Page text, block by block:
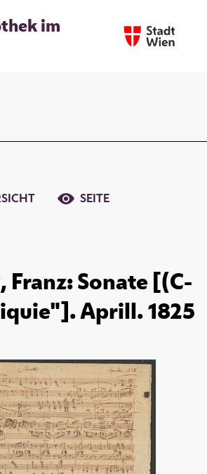
im
SEITE
Franz: Sonate [(C-
Aprill. 1825